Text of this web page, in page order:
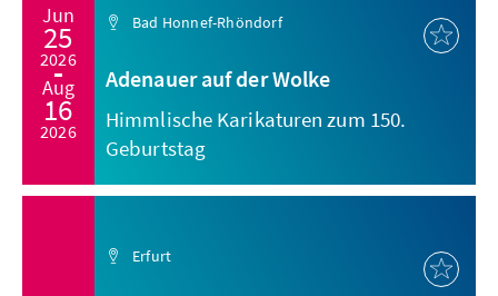
Jun
25
2026
Aug
16
2026
Bad Honnef-Rhöndorf
Adenauer auf der Wolke
Himmlische Karikaturen zum 150.
Geburtstag
Erfurt